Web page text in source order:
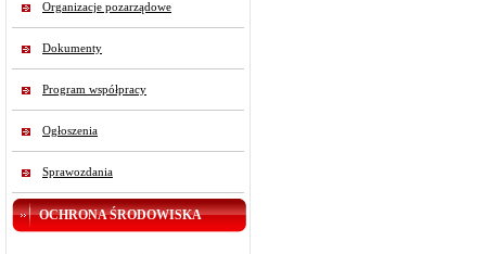
Organizacje pozarządowe
Dokumenty
Program współpracy
Ogłoszenia
Sprawozdania
OCHRONA ŚRODOWISKA